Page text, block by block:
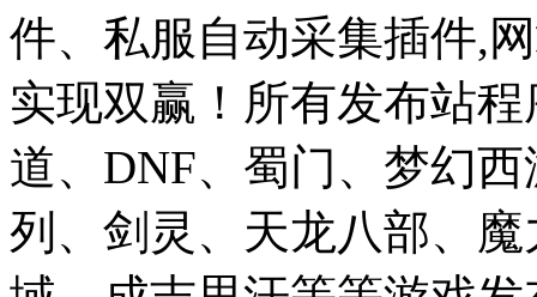
件、私服自动采集插件,
实现双赢！所有发布站
道、DNF、蜀门、梦幻
列、剑灵、天龙八部、